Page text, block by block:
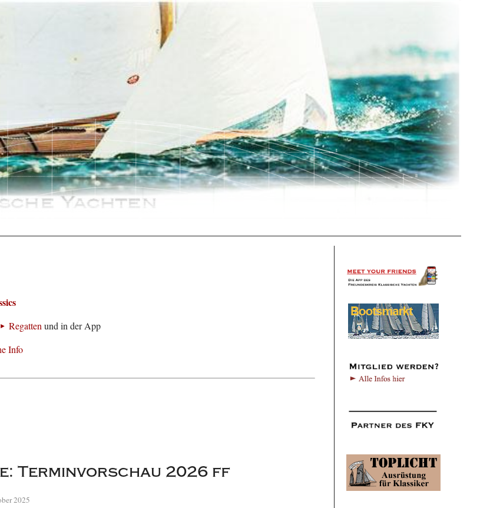
Regattenund in der App
Info
Terminvorschau 2026 ff
2025